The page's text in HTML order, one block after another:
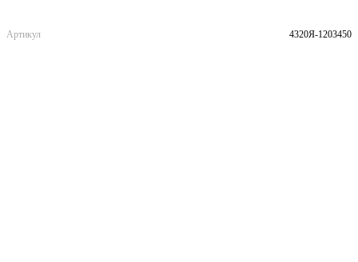
Артикул 4320Я-1203450